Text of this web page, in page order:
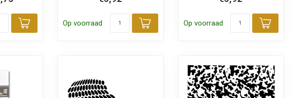
Toevoegen aan winkelwagen
Op voorraad
Toevoegen aan winkelwagen
Op voorraad